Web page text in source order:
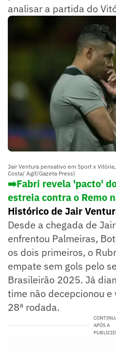
analisar a partida do
Jair Ventura pensativo em Sport x
Costa/ Agif/Gazeta Press)
➡️Fabri revela 'pacto'
estreia contra o Remo
Histórico de Jair
Desde a chegada de
enfrentou Palmeiras,
os dois primeiros, o
empate sem gols pelo
Brasileirão 2025. Já
time não decepcionou
28ª rodada.
APÓS A